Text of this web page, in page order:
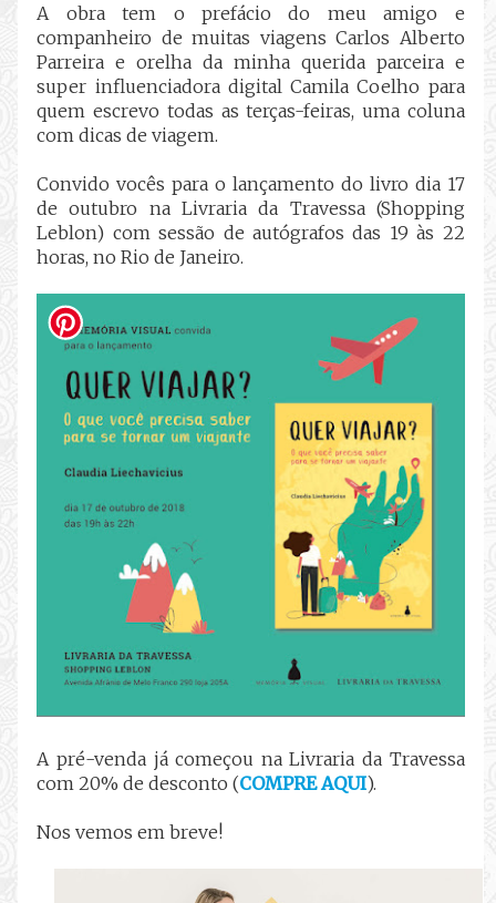
A obra tem o prefácio do meu amigo e
companheiro de muitas viagens Carlos Alberto
Parreira e orelha da minha querida parceira e
super influenciadora digital Camila Coelho para
quem escrevo todas as terças-feiras, uma coluna
com dicas de viagem.
Convido vocês para o lançamento do livro dia 17
de outubro na Livraria da Travessa (Shopping
Leblon) com sessão de autógrafos das 19 às 22
horas, no Rio de Janeiro.
A pré-venda já começou na Livraria da Travessa
com 20% de desconto (COMPRE AQUI).
Nos vemos em breve!